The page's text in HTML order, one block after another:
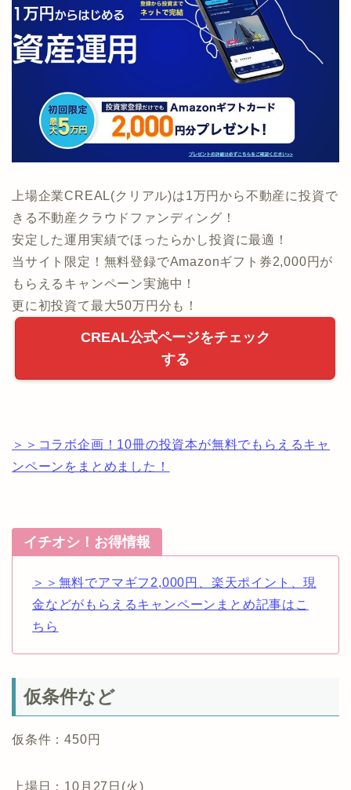
上場企業CREAL(クリアル)は1万円から不動産に投資で
きる不動産クラウドファンディング！
安定した運用実績でほったらかし投資に最適！
当サイト限定！無料登録でAmazonギフト券2,000円が
もらえるキャンペーン実施中！
更に初投資て最大50万円分も！
CREAL公式ページをチェック
する
＞＞コラボ企画！10冊の投資本が無料でもらえるキャ
ンペーンをまとめました！
イチオシ！お得情報
＞＞無料でアマギフ2,000円、楽天ポイント、現
金などがもらえるキャンペーンまとめ記事はこ
ちら
仮条件など
仮条件：450円
上場日：10月27日(火)